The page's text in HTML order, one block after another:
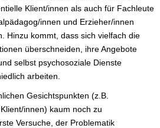
Klient/innen als auch für Fachleute
innen und Erzieher/innen
Hinzu kommt, dass sich vielfach die
überschneiden, ihre Angebote
selbst psychosoziale Dienste
arbeiten.
Gesichtspunkten (z.B.
innen) kaum noch zu
Versuche, der Problematik